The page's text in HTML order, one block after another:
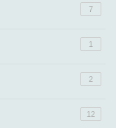
7
1
2
12